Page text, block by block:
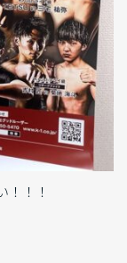
！！！